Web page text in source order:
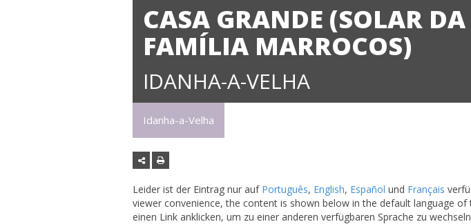
CASA GRANDE (SOLAR DA
FAMÍLIA MARROCOS)
IDANHA-A-VELHA
Idanha-a-Velha
Leider ist der Eintrag nur auf Português, English, Español und Français
viewer convenience, the content is shown below in the default language of
einen Link anklicken, um zu einer anderen verfügbaren Sprache zu